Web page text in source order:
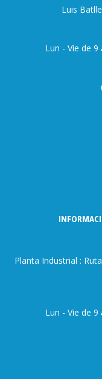
Luis
Lun - Vie de
Planta Industrial :
Lun - Vie de